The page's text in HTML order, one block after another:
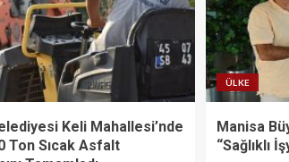
Keli Mahallesi’nde
Ton Sıcak Asfalt
ÜLKE
Manisa
“Sağlıklı